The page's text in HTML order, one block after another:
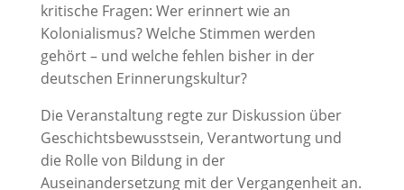
kritische Fragen: Wer erinnert wie an
Kolonialismus? Welche Stimmen werden
gehört – und welche fehlen bisher in der
deutschen Erinnerungskultur?
Die Veranstaltung regte zur Diskussion über
Geschichtsbewusstsein, Verantwortung und
die Rolle von Bildung in der
Auseinandersetzung mit der Vergangenheit an.